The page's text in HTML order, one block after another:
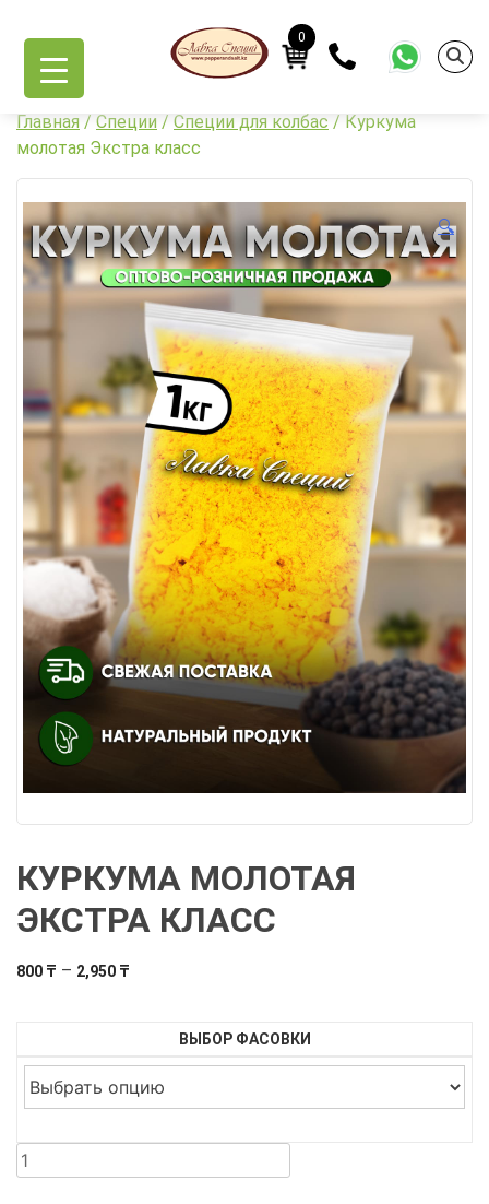
content
0
Главная / Специи / Специи для колбас / Куркума
молотая Экстра класс
🔍
КУРКУМА МОЛОТАЯ
ЭКСТРА КЛАСС
800 ₸ – 2,950 ₸
ВЫБОР ФАСОВКИ
Количество
товара